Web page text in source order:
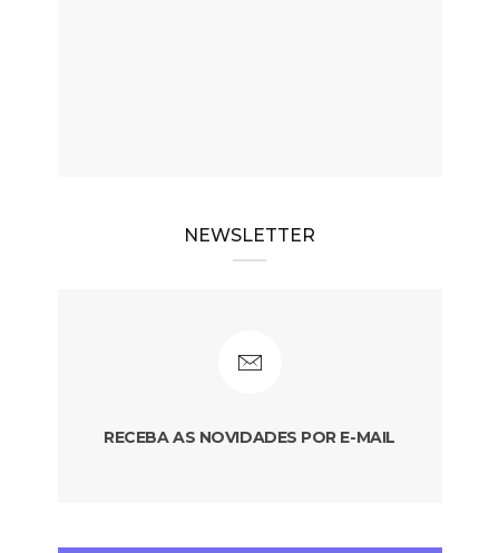
NEWSLETTER
RECEBA AS NOVIDADES POR E-MAIL